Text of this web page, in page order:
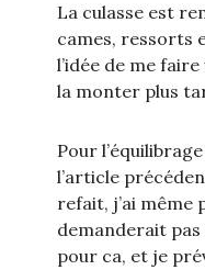
La culasse est
cames, ressorts
l’idée de me
la monter plus
Pour
l’article
refait, j’ai même
demanderait pas
pour ca, et je